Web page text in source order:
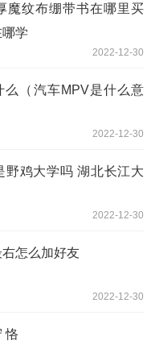
魔纹布绷带书在哪里买
学
2022-12-30
么（汽车MPV是什么意
2022-12-30
野鸡大学吗 湖北长江大
2022-12-30
怎么加好友
2022-12-30
恪